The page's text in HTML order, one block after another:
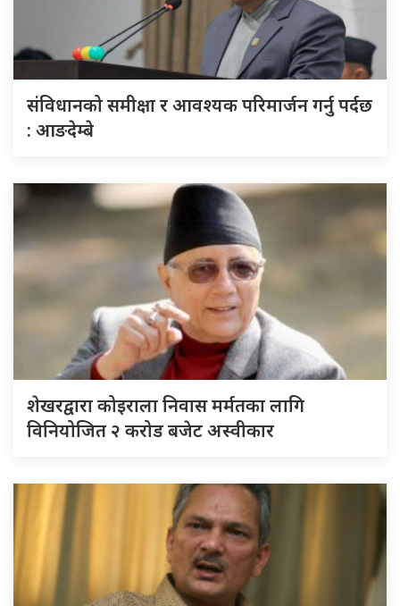
संविधानको समीक्षा र आवश्यक परिमार्जन गर्नु पर्दछ
: आङदेम्बे
शेखरद्वारा कोइराला निवास मर्मतका लागि
विनियोजित २ करोड बजेट अस्वीकार